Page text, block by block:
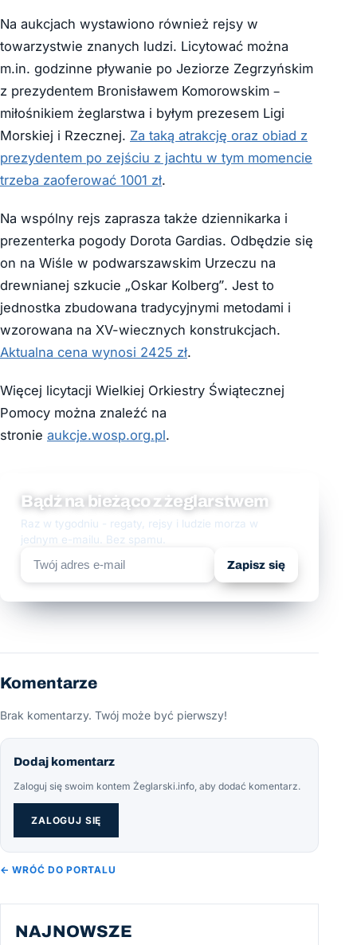
Na aukcjach wystawiono również rejsy w
towarzystwie znanych ludzi. Licytować można
m.in. godzinne pływanie po Jeziorze Zegrzyńskim
z prezydentem Bronisławem Komorowskim –
miłośnikiem żeglarstwa i byłym prezesem Ligi
Morskiej i Rzecznej. Za taką atrakcję oraz obiad z
prezydentem po zejściu z jachtu w tym momencie
trzeba zaoferować 1001 zł.
Na wspólny rejs zaprasza także dziennikarka i
prezenterka pogody Dorota Gardias. Odbędzie się
on na Wiśle w podwarszawskim Urzeczu na
drewnianej szkucie „Oskar Kolberg”. Jest to
jednostka zbudowana tradycyjnymi metodami i
wzorowana na XV-wiecznych konstrukcjach.
Aktualna cena wynosi 2425 zł.
Więcej licytacji Wielkiej Orkiestry Świątecznej
Pomocy można znaleźć na
stronie aukcje.wosp.org.pl.
Bądź na bieżąco z żeglarstwem
Raz w tygodniu - regaty, rejsy i ludzie morza w
jednym e-mailu. Bez spamu.
Zapisz się
Komentarze
Brak komentarzy. Twój może być pierwszy!
Dodaj komentarz
Zaloguj się swoim kontem Żeglarski.info, aby dodać komentarz.
ZALOGUJ SIĘ
← WRÓĆ DO PORTALU
NAJNOWSZE